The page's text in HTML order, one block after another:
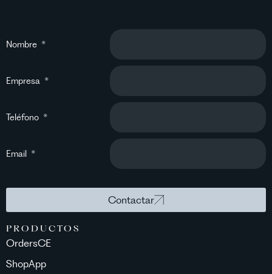
Nombre
Empresa
Teléfono
Email
Contactar
PRODUCTOS
OrdersCE
ShopApp